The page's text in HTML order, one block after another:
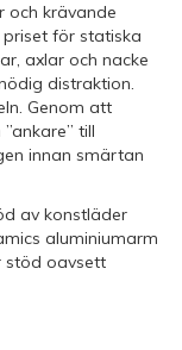
och krävande
för statiska
axlar och nacke
distraktion.
Genom att
till
innan smärtan
av konstläder
aluminiumarm
stöd oavsett